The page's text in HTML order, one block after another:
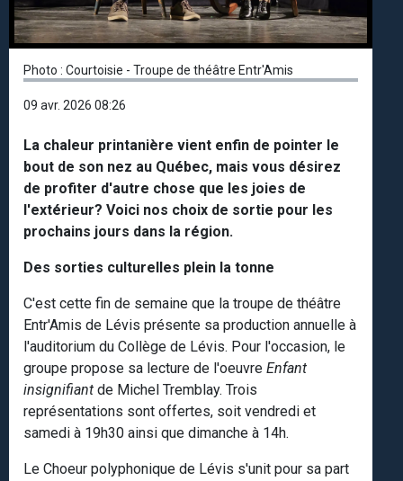
Photo : Courtoisie - Troupe de théâtre Entr'Amis
09 avr. 2026 08:26
La chaleur printanière vient enfin de pointer le
bout de son nez au Québec, mais vous désirez
de profiter d'autre chose que les joies de
l'extérieur? Voici nos choix de sortie pour les
prochains jours dans la région.
Des sorties culturelles plein la tonne
C'est cette fin de semaine que la troupe de théâtre
Entr'Amis de Lévis présente sa production annuelle à
l'auditorium du Collège de Lévis. Pour l'occasion, le
groupe propose sa lecture de l'oeuvre Enfant
insignifiant de Michel Tremblay. Trois
représentations sont offertes, soit vendredi et
samedi à 19h30 ainsi que dimanche à 14h.
Le Choeur polyphonique de Lévis s'unit pour sa part